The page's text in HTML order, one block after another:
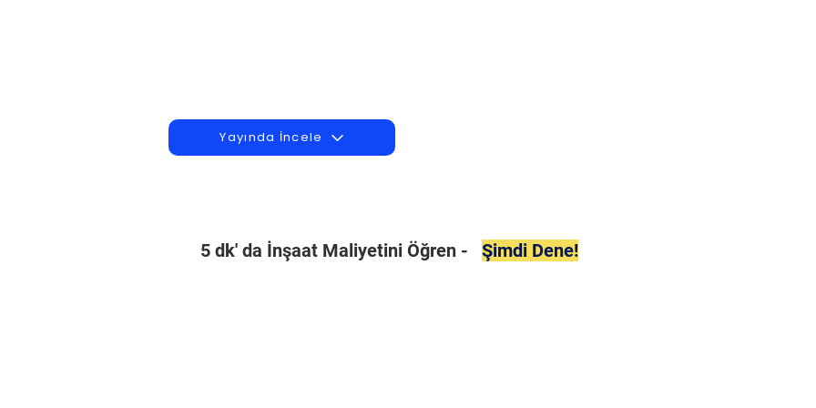
Yayında İncele
5 dk' da İnşaat Maliyetini Öğren - Şimdi Dene!